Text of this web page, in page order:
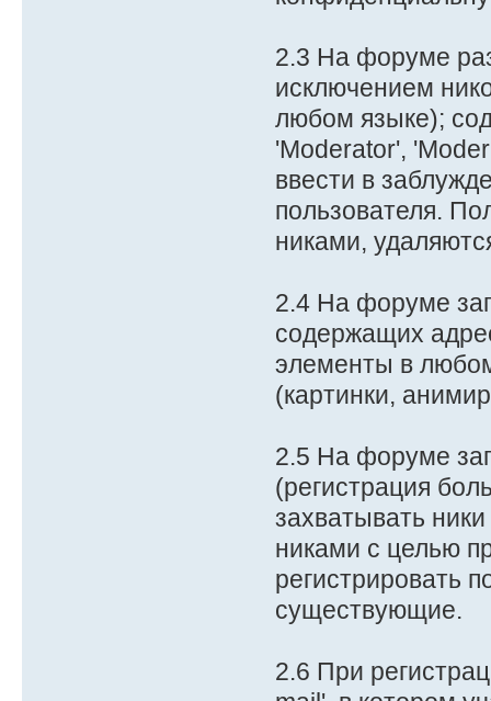
2.3 На форуме
исключением
любом языке);
'Moderator',
ввести в
пользователя.
никами,
2.4 На форуме
содержащих
элементы в
(картинки,
2.5 На форуме
(регистрация
захватывать
никами с целью
регистрировать
существующие.
2.6 При